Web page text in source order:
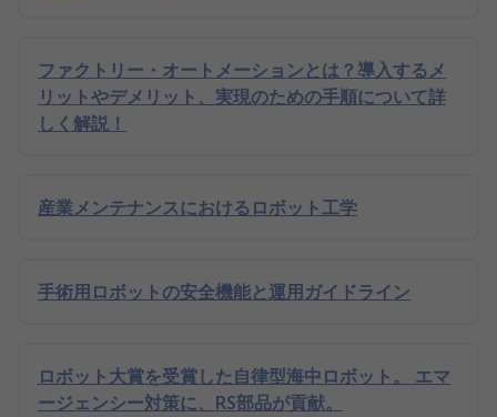
ファクトリー・オートメーションとは？導入するメ
リットやデメリット、実現のための手順について詳
しく解説！
産業メンテナンスにおけるロボット工学
手術用ロボットの安全機能と運用ガイドライン
ロボット大賞を受賞した自律型海中ロボット。 エマ
ージェンシー対策に、RS部品が貢献。